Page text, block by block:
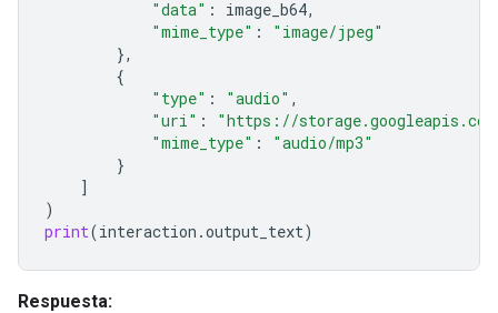
"data" : image_b64,
"mime_type" :
"image/jpeg"
},
{
"type" : "audio" ,
"uri" :
"https://
"mime_type" :
"audio/mp3"
}
]
)
print(interaction .output_text)
Respuesta: